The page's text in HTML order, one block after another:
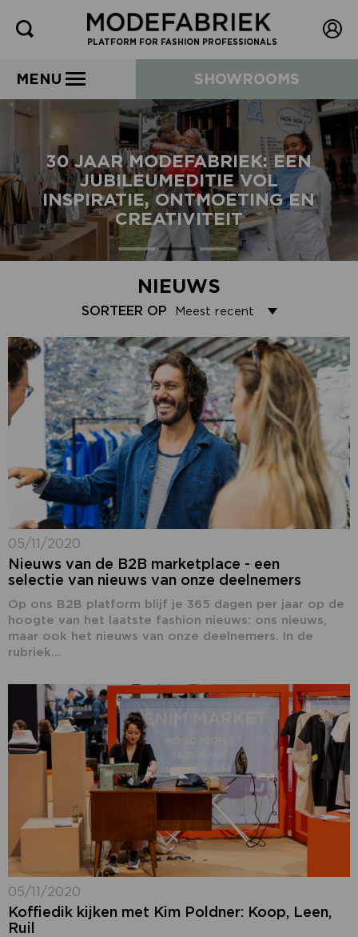
PLATFORM FOR FASHION PROFESSIONALS
MENU SHOWROOMS
30 JAAR MODEFABRIEK: EEN
JUBILEUMEDITIE VOL
INSPIRATIE, ONTMOETING EN
CREATIVITEIT
NIEUWS
SORTEER OP
05/11/2020
Nieuws van de B2B marketplace - een
selectie van nieuws van onze deelnemers
Op ons B2B platform blijf je 365 dagen per jaar op de
hoogte van het laatste fashion nieuws: ons nieuws,
maar ook het nieuws van onze deelnemers. In de
rubriek...
05/11/2020
Koffiedik kijken met Kim Poldner: Koop, Leen,
Ruil